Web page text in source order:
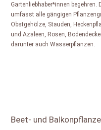
Gartenliebhaber*innen
umfasst alle gängigen
Obstgehölze, Stauden,
und Azaleen, Rosen,
darunter auch Wasserpflanzen.
Beet- und